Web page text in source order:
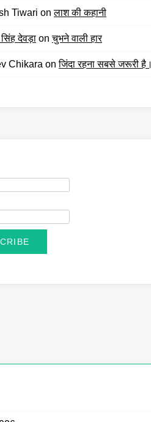
Tiwari onलाश की कहानी
देवड़ा onचुभने वाली हार
Chikara onजिंदा रहना सबसे जरूरी है।